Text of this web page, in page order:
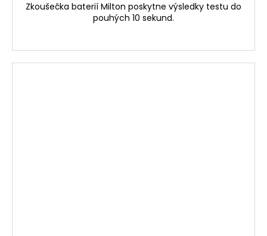
Zkoušečka baterií Milton poskytne výsledky testu do
pouhých 10 sekund.